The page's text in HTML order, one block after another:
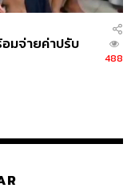
มจ่ายค่าปรับ
488